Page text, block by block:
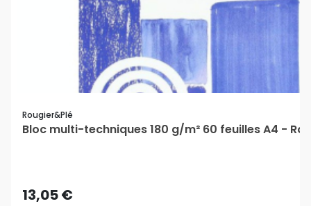
Rougier&plé
Bloc multi-techniques 180 g/m² 60 feuilles A4 -
13,05 €